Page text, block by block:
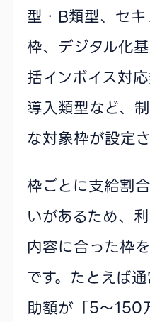
型・B類型、セ
枠、デジタル化
括インボイス対
導入類型など、
な対象枠が設定
枠ごとに支給割
いがあるため、
内容に合った枠
です。たとえば
助額が「5〜150